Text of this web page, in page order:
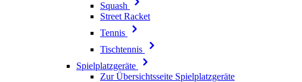
Squash
Street Racket
Tennis
Tischtennis
Spielplatzgeräte
Zur Übersichtsseite Spielplatzgeräte